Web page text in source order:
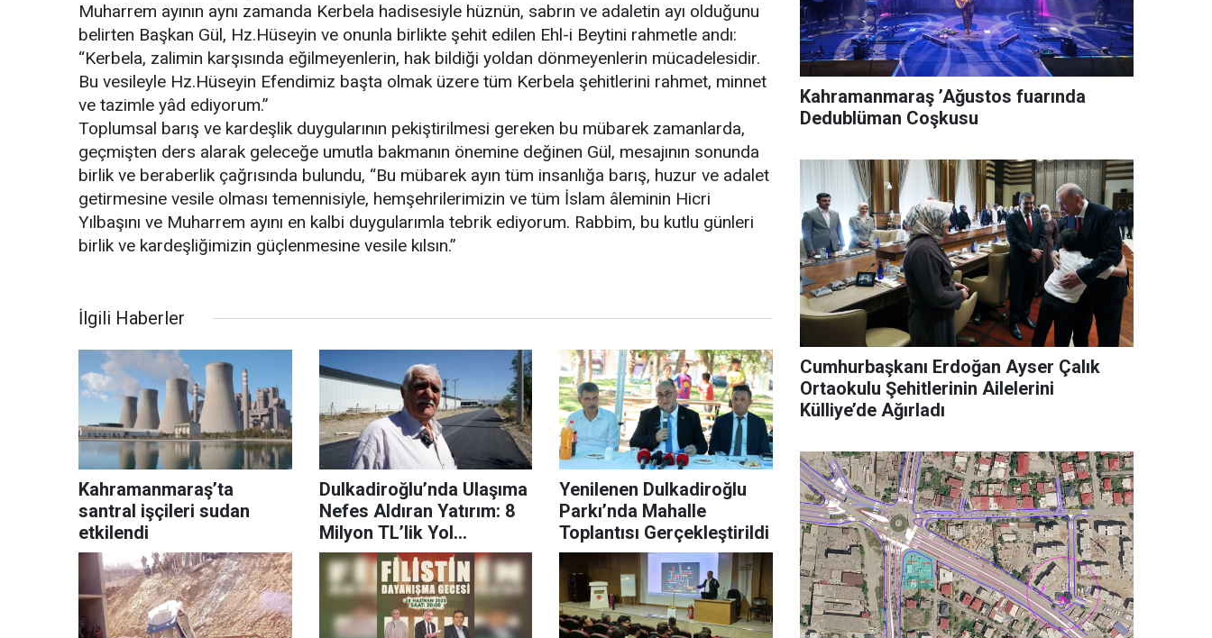
Muharrem ayının aynı zamanda Kerbela hadisesiyle hüznün, sabrın ve adaletin ayı olduğunu
belirten Başkan Gül, Hz.Hüseyin ve onunla birlikte şehit edilen Ehl-i Beytini rahmetle andı:
“Kerbela, zalimin karşısında eğilmeyenlerin, hak bildiği yoldan dönmeyenlerin mücadelesidir.
Bu vesileyle Hz.Hüseyin Efendimiz başta olmak üzere tüm Kerbela şehitlerini rahmet, minnet
ve tazimle yâd ediyorum.”
Toplumsal barış ve kardeşlik duygularının pekiştirilmesi gereken bu mübarek zamanlarda,
geçmişten ders alarak geleceğe umutla bakmanın önemine değinen Gül, mesajının sonunda
birlik ve beraberlik çağrısında bulundu, “Bu mübarek ayın tüm insanlığa barış, huzur ve adalet
getirmesine vesile olması temennisiyle, hemşehrilerimizin ve tüm İslam âleminin Hicri
Yılbaşını ve Muharrem ayını en kalbi duygularımla tebrik ediyorum. Rabbim, bu kutlu günleri
birlik ve kardeşliğimizin güçlenmesine vesile kılsın.”
İlgili Haberler
Kahramanmaraş’ta
santral işçileri sudan
etkilendi
Dulkadiroğlu’nda Ulaşıma
Nefes Aldıran Yatırım: 8
Milyon TL’lik Yol
Tamamlandı
Yenilenen Dulkadiroğlu
Parkı’nda Mahalle
Toplantısı Gerçekleştirildi
Kahramanmaraş ’Ağustos fuarında
Dedublüman Coşkusu
Cumhurbaşkanı Erdoğan Ayser Çalık
Ortaokulu Şehitlerinin Ailelerini
Külliye’de Ağırladı